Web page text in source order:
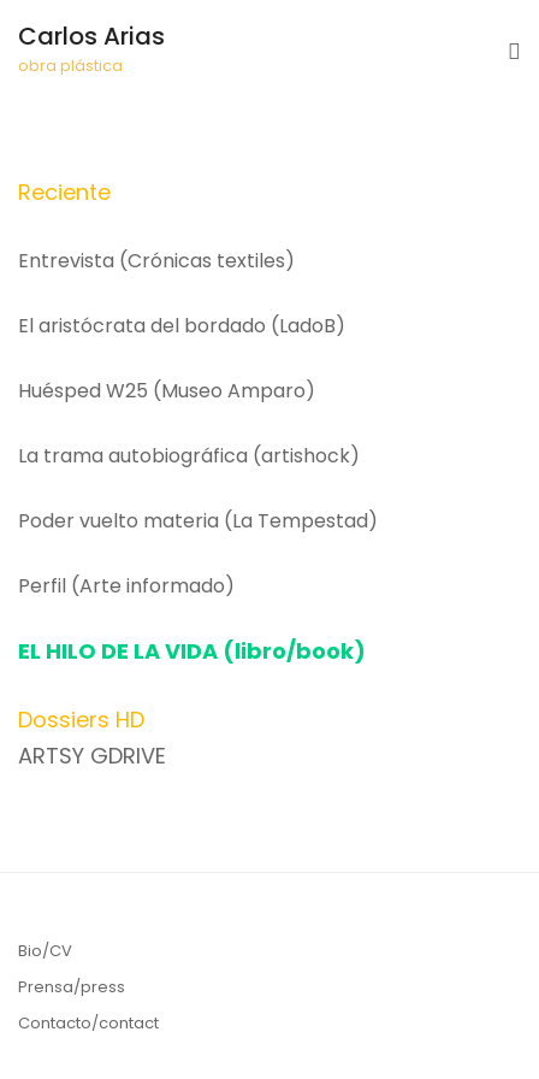
Carlos Arias
obra plástica
Reciente
Entrevista (Crónicas textiles)
El aristócrata del bordado (LadoB)
Huésped W25 (Museo Amparo)
La trama autobiográfica (artishock)
Poder vuelto materia (La Tempestad)
Perfil (Arte informado)
EL HILO DE LA VIDA (libro/book)
Dossiers HD
ARTSY GDRIVE
Bio/CV
Prensa/press
Contacto/contact